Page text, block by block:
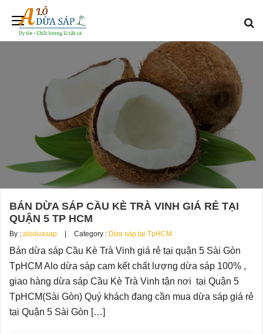
BÁN DỪA SÁP CẦU KÈ TRÀ VINH GIÁ RẺ TẠI
QUẬN 5 TP HCM
By : aloduasap Category : Dừa sáp tại TpHCM
Bán dừa sáp Cầu Kè Trà Vinh giá rẻ tại quận 5 Sài Gòn
TpHCM Alo dừa sáp cam kết chất lượng dừa sáp 100% ,
giao hàng dừa sáp Cầu Kè Trà Vinh tận nơi tại Quận 5
TpHCM(Sài Gòn) Quý khách đang cần mua dừa sáp giá rẻ
tại Quận 5 Sài Gòn […]